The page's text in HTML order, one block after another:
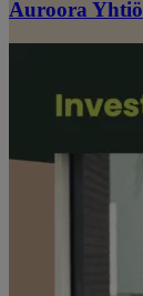
Auroora